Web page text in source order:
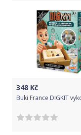
- deska pro
- sada bloků různých
- barevné šrouby
348 Kč